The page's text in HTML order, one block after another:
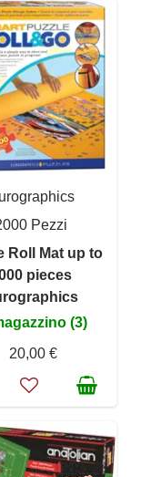
Pezzi
Roll Mat up to
pieces
(3)
20,00 €